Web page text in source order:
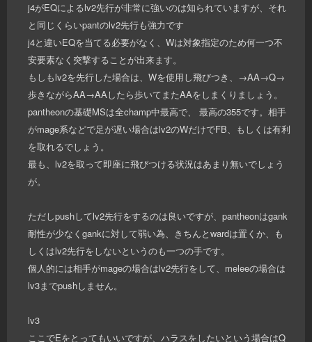
j4がEQによるlv2先行が非常に強いのは知られていますが、それ
と同じくらいpantのlv2先行も強力です
j4と違いEQを当てる必要がなく、Wは対象指定のため何一つ不
安要素なく突撃することが出来ます。
もしもlv2を先行した場合は、Wを使用し飛びつき、→AA→Q→
歩きながらAA→AAしたら歩いてまたAAをしまくりましょう。
pantheonの基礎MSは全champ中最高で、 最高の355です。相手
がmage系などで足が遅い場合はlv2のWだけでFB、もしくは有利
を取れるでしょう。
最も、lv2を取って即座に飛びつける状況はあまり無いでしょう
が。
ただしpushしてlv2先行をするのは良いですが、pantheonはgank
耐性が少なくgankに対して弱い為、きちんとwardは置くか、も
しくはlv2先行をしないというのも一つの手です。
個人的には相手がmageの場合はlv2先行をして、meleeの場合は
lv3までpushしません。
lv3
ここでEをとってもいいですが、ハラスをしたいという場合はQ